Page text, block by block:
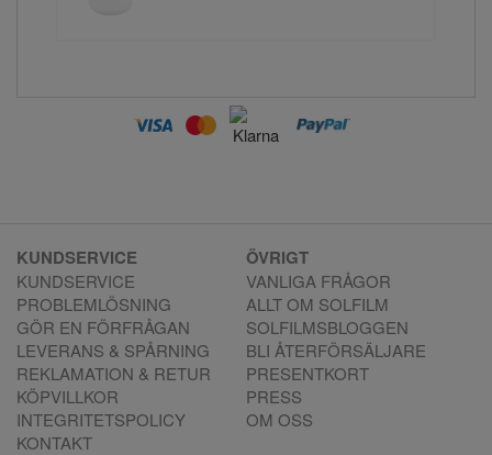
KUNDSERVICE
KUNDSERVICE
PROBLEMLÖSNING
GÖR EN FÖRFRÅGAN
LEVERANS & SPÅRNING
REKLAMATION & RETUR
KÖPVILLKOR
INTEGRITETSPOLICY
KONTAKT
ÖVRIGT
VANLIGA FRÅGOR
ALLT OM SOLFILM
SOLFILMSBLOGGEN
BLI ÅTERFÖRSÄLJARE
PRESENTKORT
PRESS
OM OSS